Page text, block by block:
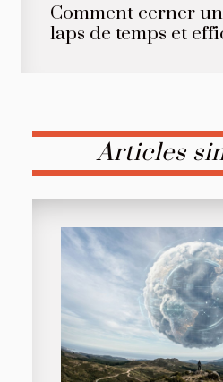
Comment cerner
laps de temps et
Articles